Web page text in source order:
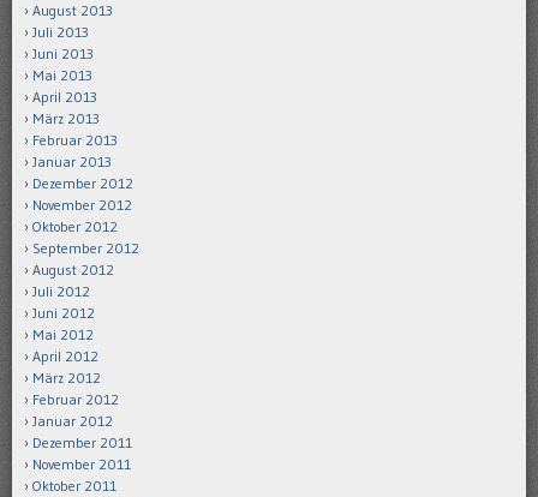
August 2013
Juli 2013
Juni 2013
Mai 2013
April 2013
März 2013
Februar 2013
Januar 2013
Dezember 2012
November 2012
Oktober 2012
September 2012
August 2012
Juli 2012
Juni 2012
Mai 2012
April 2012
März 2012
Februar 2012
Januar 2012
Dezember 2011
November 2011
Oktober 2011